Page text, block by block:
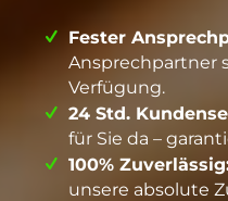
Fester
Ansprechpartner
Verfügung.
24 Std.
für Sie da –
100%
unsere absolute